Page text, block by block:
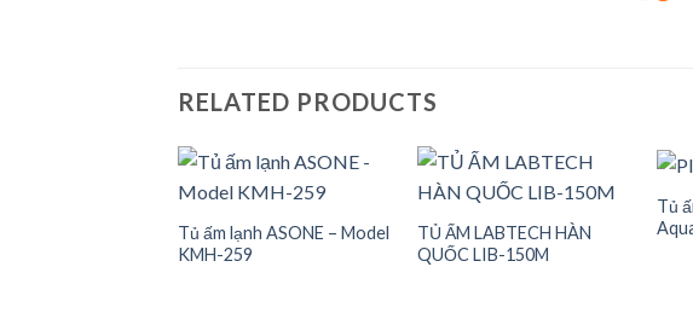
RELATED PRODUCTS
Tủ ấm lạnh ASONE – Model
KMH-259
TỦ ẤM LABTECH HÀN
QUỐC LIB-150M
Tủ